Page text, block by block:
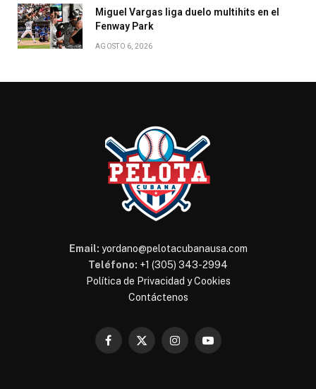
Miguel Vargas liga duelo multihits en el
Fenway Park
AGOSTO 6, 2026
Email: yordano@pelotacubanausa.com
Teléfono: +1 (305) 343-2994
Política de Privacidad y Cookies
Contáctenos
Facebook
X
InstagramYouTube